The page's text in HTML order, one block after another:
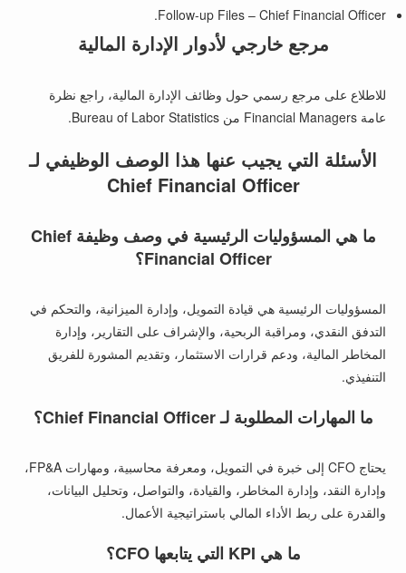
Follow-up Files – Chief Financial Officer.
مرجع خارجي لأدوار الإدارة المالية
للاطلاع على مرجع رسمي حول وظائف الإدارة المالية، راجع نظرة
عامة Financial Managers من Bureau of Labor Statistics
.
الأسئلة التي يجيب عنها هذا الوصف الوظيفي لـ
Chief Financial Officer
ما هي المسؤوليات الرئيسية في وصف وظيفة Chief
Financial Officer؟
المسؤوليات الرئيسية هي قيادة التمويل، وإدارة الميزانية، والتحكم في
التدفق النقدي، ومراقبة الربحية، والإشراف على التقارير، وإدارة
المخاطر المالية، ودعم قرارات الاستثمار، وتقديم المشورة للفريق
التنفيذي.
ما المهارات المطلوبة لـ Chief Financial Officer؟
يحتاج CFO إلى خبرة في التمويل، ومعرفة محاسبية، ومهارات FP&A،
وإدارة النقد، وإدارة المخاطر، والقيادة، والتواصل، وتحليل البيانات،
والقدرة على ربط الأداء المالي باستراتيجية الأعمال.
ما هي KPI التي يتابعها CFO؟